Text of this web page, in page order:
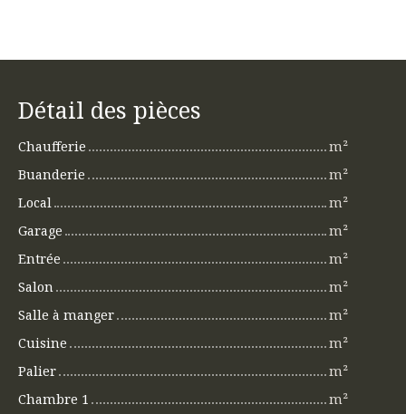
Détail des pièces
Chaufferie
m²
Buanderie
m²
Local
m²
Garage
m²
Entrée
m²
Salon
m²
Salle à manger
m²
Cuisine
m²
Palier
m²
Chambre 1
m²